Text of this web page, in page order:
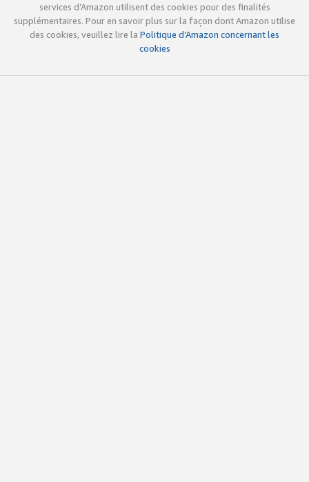
services d’Amazon utilisent des cookies pour des finalités
supplémentaires. Pour en savoir plus sur la façon dont Amazon utilise
des cookies, veuillez lire la Politique d’Amazon concernant les
cookies